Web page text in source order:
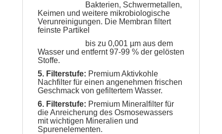
Bakterien, Schwermetallen,
Keimen und weitere mikrobiologische
Verunreinigungen. Die Membran filtert
feinste Partikel
bis zu 0,001 µm aus dem
Wasser und entfernt 97-99 % der gelösten
Stoffe.
5. Filterstufe: Premium Aktivkohle
Nachfilter für einen angenehmen frischen
Geschmack von gefiltertem Wasser.
6. Filterstufe: Premium Mineralfilter für
die Anreicherung des Osmosewassers
mit wichtigen Mineralien und
Spurenelementen.